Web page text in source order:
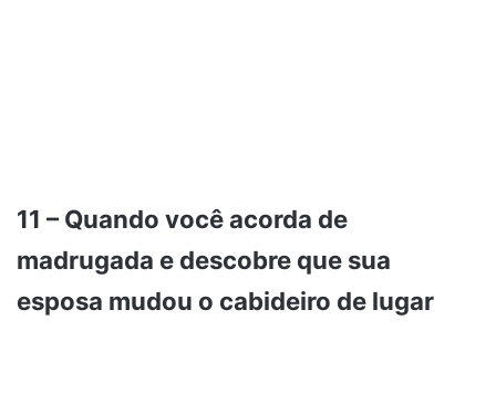
11 – Quando você acorda de
madrugada e descobre que sua
esposa mudou o cabideiro de lugar